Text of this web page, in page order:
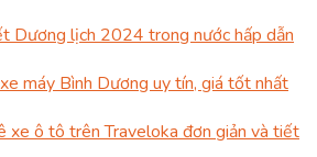
Dương lịch 2024 trong nước hấp dẫn
máy Bình Dương uy tín, giá tốt nhất
xe ô tô trên Traveloka đơn giản và tiết